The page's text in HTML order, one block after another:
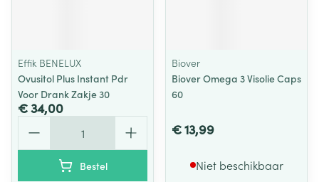
Effik BENELUX
Ovusitol Plus Instant Pdr
Voor Drank Zakje 30
€ 34,00
Bestel
Biover
Biover Omega 3 Visolie Caps
60
€ 13,99
Niet beschikbaar